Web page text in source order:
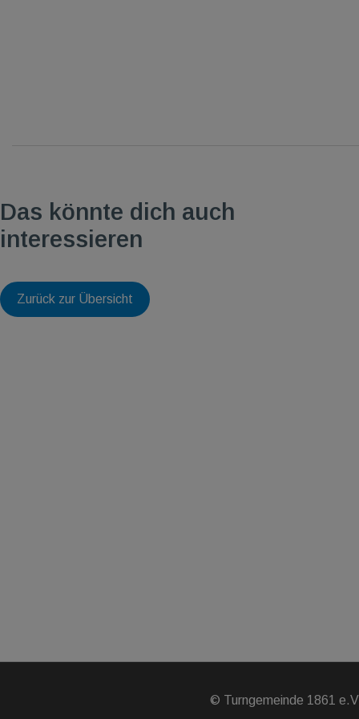
Das könnte dich auch
interessieren
Zurück zur Übersicht
© Turngemeinde 1861